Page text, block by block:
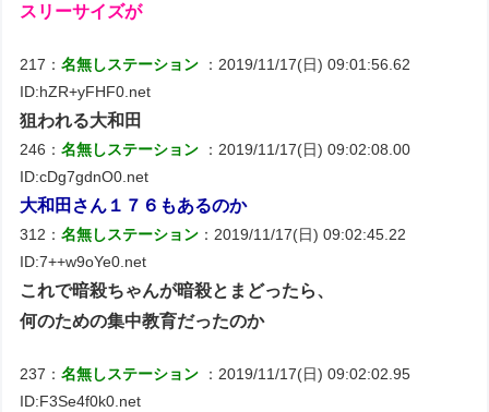
スリーサイズが
217：名無しステーション
：2019/11/17(日) 09:01:56.62
ID:hZR+yFHF0.net
狙われる大和田
246：名無しステーション
：2019/11/17(日) 09:02:08.00
ID:cDg7gdnO0.net
大和田さん１７６もあるのか
312：名無しステーション ：2019/11/17(日) 09:02:45.22
ID:7++w9oYe0.net
これで暗殺ちゃんが暗殺とまどったら、
何のための集中教育だったのか
237：名無しステーション
：2019/11/17(日) 09:02:02.95
ID:F3Se4f0k0.net